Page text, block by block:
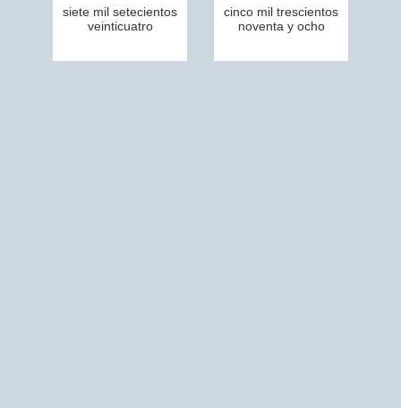
siete mil setecientos
veinticuatro
cinco mil trescientos
noventa y ocho